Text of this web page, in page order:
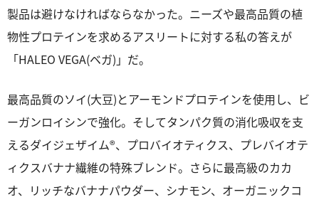
製品は避けなければならなかった。ニーズや最高品質の植
物性プロテインを求めるアスリートに対する私の答えが
「HALEO VEGA(ベガ)」だ。
最高品質のソイ(大豆)とアーモンドプロテインを使用し、ビ
ーガンロイシンで強化。そしてタンパク質の消化吸収を支
えるダイジェザイム®、プロバイオティクス、プレバイオテ
ィクスバナナ繊維の特殊ブレンド。さらに最高級のカカ
オ、リッチなバナナパウダー、シナモン、オーガニックコ